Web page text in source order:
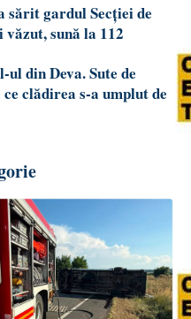
sărit gardul Secției de
sună la 112
din Deva. Sute de
clădirea s-a umplut de